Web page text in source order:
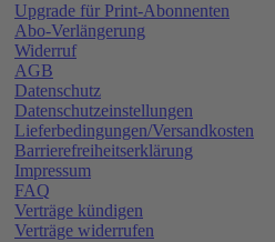
Upgrade für Print-Abonnenten
Abo-Verlängerung
Widerruf
AGB
Datenschutz
Datenschutzeinstellungen
Lieferbedingungen/Versandkosten
Barrierefreiheitserklärung
Impressum
FAQ
Verträge kündigen
Verträge widerrufen